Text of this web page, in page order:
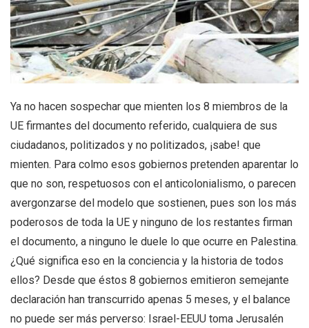
Ya no hacen sospechar que mienten los 8 miembros de la
UE firmantes del documento referido, cualquiera de sus
ciudadanos, politizados y no politizados, ¡sabe! que
mienten. Para colmo esos gobiernos pretenden aparentar lo
que no son, respetuosos con el anticolonialismo, o parecen
avergonzarse del modelo que sostienen, pues son los más
poderosos de toda la UE y ninguno de los restantes firman
el documento, a ninguno le duele lo que ocurre en Palestina.
¿Qué significa eso en la conciencia y la historia de todos
ellos? Desde que éstos 8 gobiernos emitieron semejante
declaración han transcurrido apenas 5 meses, y el balance
no puede ser más perverso: Israel-EEUU toma Jerusalén